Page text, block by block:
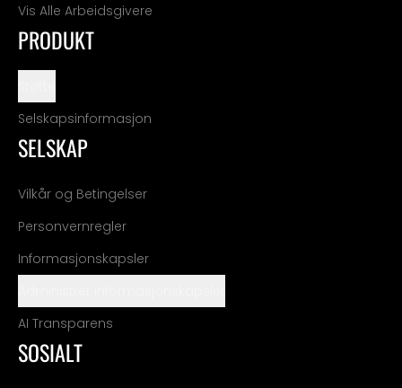
Vis Alle Arbeidsgivere
PRODUKT
Selskapsinformasjon
SELSKAP
Vilkår og Betingelser
Personvernregler
Informasjonskapsler
AI Transparens
SOSIALT